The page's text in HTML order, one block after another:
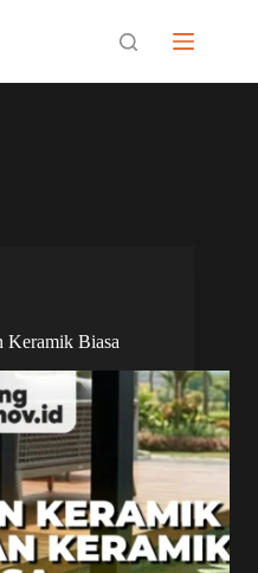
Keramik Biasa